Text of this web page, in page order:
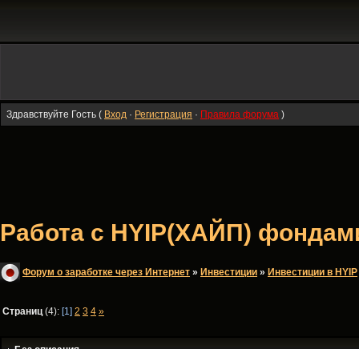
Здравствуйте Гость ( Вход · Регистрация · Правила форума )
Работа с HYIP(ХАЙП)
Форум о заработке через Интернет » Инвестиции » Инвестиции в HYIP
Страниц(4): [1] 2 3 4 »